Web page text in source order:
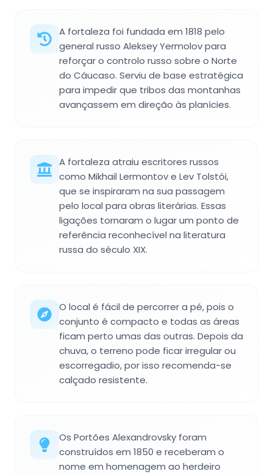
A fortaleza foi fundada em 1818 pelo
general russo Aleksey Yermolov para
reforçar o controlo russo sobre o Norte
do Cáucaso. Serviu de base estratégica
para impedir que tribos das montanhas
avançassem em direção às planícies.
A fortaleza atraiu escritores russos
como Mikhail Lermontov e Lev Tolstói,
que se inspiraram na sua passagem
pelo local para obras literárias. Essas
ligações tornaram o lugar um ponto de
referência reconhecível na literatura
russa do século XIX.
O local é fácil de percorrer a pé, pois o
conjunto é compacto e todas as áreas
ficam perto umas das outras. Depois da
chuva, o terreno pode ficar irregular ou
escorregadio, por isso recomenda-se
calçado resistente.
Os Portões Alexandrovsky foram
construídos em 1850 e receberam o
nome em homenagem ao herdeiro